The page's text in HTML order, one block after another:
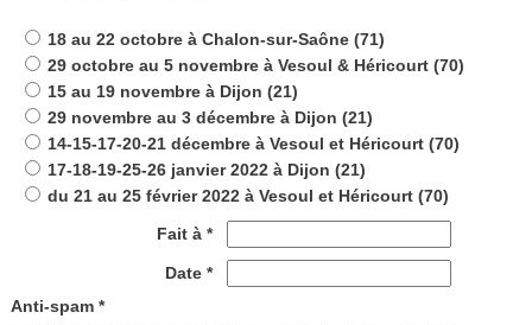
18 au 22 octobre à Chalon-sur-Saône (71)
29 octobre au 5 novembre à Vesoul & Héricourt (70)
15 au 19 novembre à Dijon (21)
29 novembre au 3 décembre à Dijon (21)
14-15-17-20-21 décembre à Vesoul et Héricourt (70)
17-18-19-25-26 janvier 2022 à Dijon (21)
du 21 au 25 février 2022 à Vesoul et Héricourt (70)
Fait à *
Date *
Anti-spam *